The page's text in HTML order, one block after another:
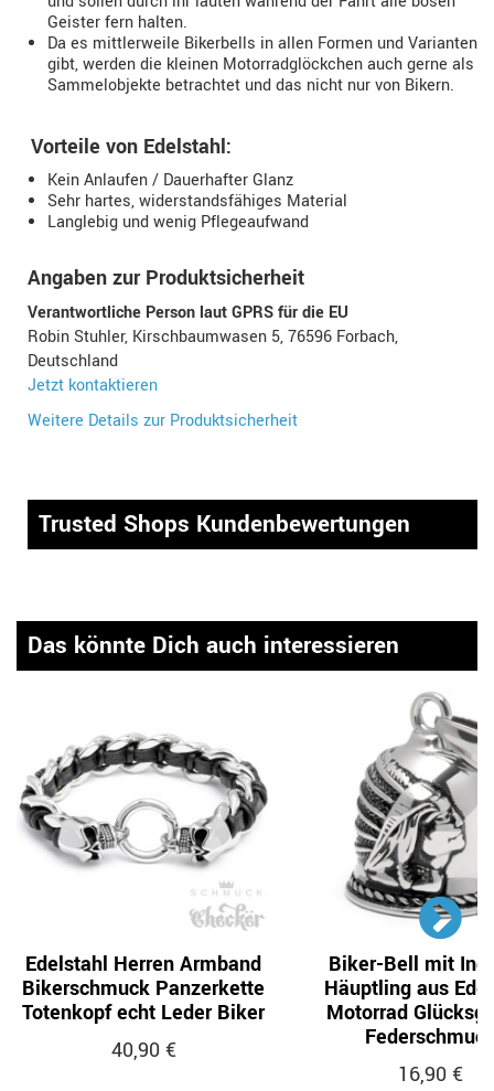
Geister fern halten.
Da es mittlerweile Bikerbells in allen Formen und Varianten
gibt, werden die kleinen Motorradglöckchen auch gerne als
Sammelobjekte betrachtet und das nicht nur von Bikern.
Vorteile von Edelstahl:
Kein Anlaufen / Dauerhafter Glanz
Sehr hartes, widerstandsfähiges Material
Langlebig und wenig Pflegeaufwand
Angaben zur Produktsicherheit
Verantwortliche Person laut GPRS für die EU
Robin Stuhler, Kirschbaumwasen 5, 76596 Forbach,
Deutschland
Jetzt kontaktieren
Weitere Details zur Produktsicherheit
Trusted Shops Kundenbewertungen
Das könnte Dich auch interessieren
Edelstahl Herren Armband
Bikerschmuck Panzerkette
Totenkopf echt Leder Biker
40,90 €
Biker-Bell mit
Häuptling aus
Motorrad
16,90 €